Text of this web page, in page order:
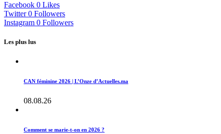
Facebook 0 Likes
Twitter 0 Followers
Instagram 0 Followers
Les plus lus
CAN féminine 2026 | L’Onze d’Actuelles.ma
08.08.26
Comment se marie-t-on en 2026 ?